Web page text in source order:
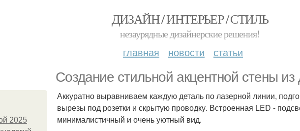
ДИЗАЙН / ИНТЕРЬЕР / СТИЛЬ
незаурядные дизайнерские решения!
главная новости статьи
Создание стильной акцентной стены
2025
Аккуратно выравниваем каждую деталь по лазерной линии,
вырезы под розетки и скрытую проводку. Встроенная LED -
минималистичный и очень уютный вид.